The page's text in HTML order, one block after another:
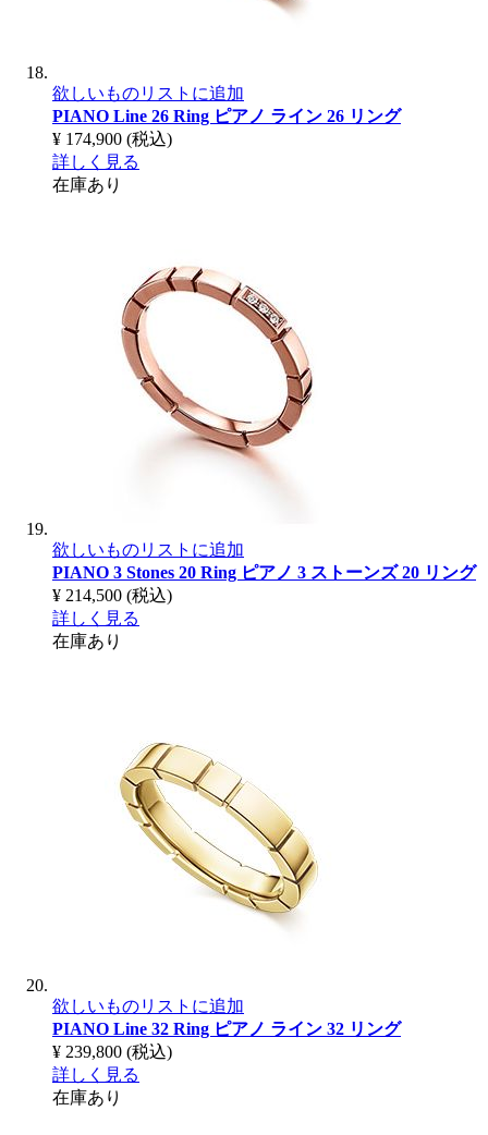
欲しいものリストに追加
PIANO Line 26 Ring ピアノ ライン 26 リング
¥ 174,900 (税込)
詳しく見る
在庫あり
欲しいものリストに追加
PIANO 3 Stones 20 Ring ピアノ 3 ストーンズ 20 リング
¥ 214,500 (税込)
詳しく見る
在庫あり
欲しいものリストに追加
PIANO Line 32 Ring ピアノ ライン 32 リング
¥ 239,800 (税込)
詳しく見る
在庫あり